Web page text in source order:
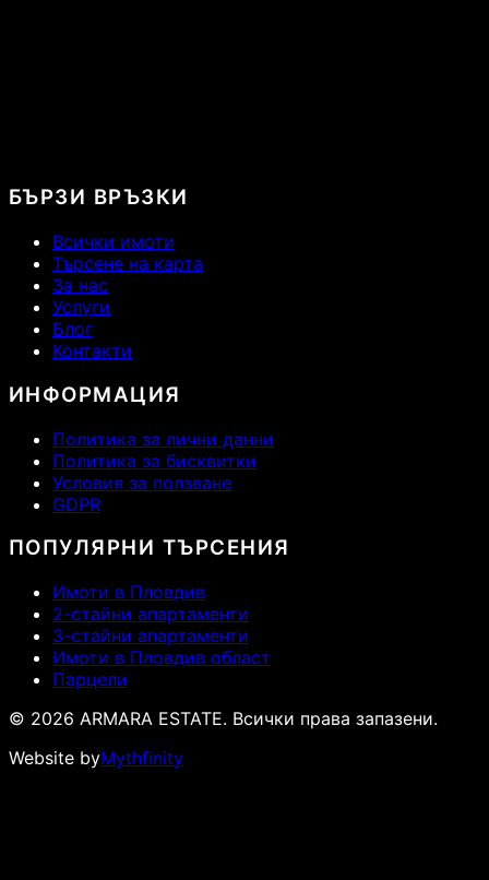
БЪРЗИ ВРЪЗКИ
Всички имоти
Търсене на карта
За нас
Услуги
Блог
Контакти
ИНФОРМАЦИЯ
Политика за лични данни
Политика за бисквитки
Условия за ползване
GDPR
ПОПУЛЯРНИ ТЪРСЕНИЯ
Имоти в Пловдив
2-стайни апартаменти
3-стайни апартаменти
Имоти в Пловдив област
Парцели
© 2026 ARMARA ESTATE. Всички права запазени.
Website byMythfinity